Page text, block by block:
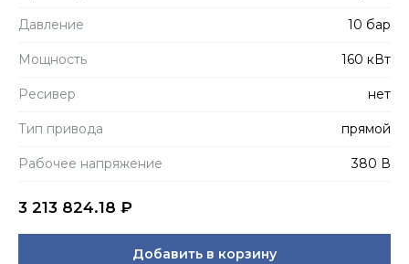
Давление 10 бар
Мощность 160 кВт
Ресивер нет
Тип привода прямой
Рабочее напряжение 380 В
3 213 824.18 ₽
Добавить в корзину